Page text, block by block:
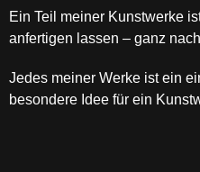
Ein Teil meiner Kunstwerke
anfertigen lassen – ganz
Jedes meiner Werke ist ein
besondere Idee für ein